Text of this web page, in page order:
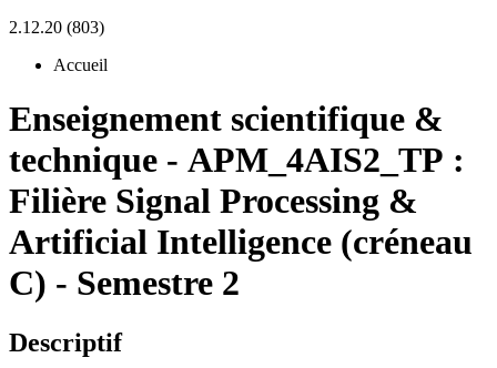
2.12.20 (803)
Accueil
Enseignement scientifique &
technique - APM_4AIS2_TP :
Filière Signal Processing &
Artificial Intelligence (créneau
C) - Semestre 2
Descriptif